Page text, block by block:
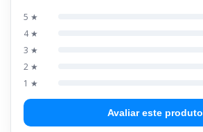
5 ★
4 ★
3 ★
2 ★
1 ★
Avaliar este produto